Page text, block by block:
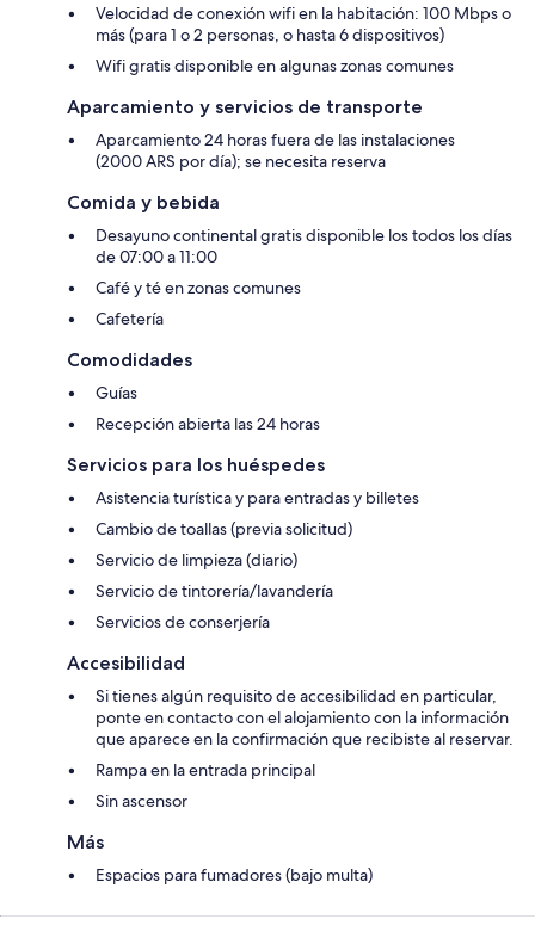
Velocidad de conexión wifi en la habitación: 100 Mbps o
más (para 1 o 2 personas, o hasta 6 dispositivos)
Wifi gratis disponible en algunas zonas comunes
Aparcamiento y servicios de transporte
Aparcamiento 24 horas fuera de las instalaciones
(2000 ARS por día); se necesita reserva
Comida y bebida
Desayuno continental gratis disponible los todos los días
de 07:00 a 11:00
Café y té en zonas comunes
Cafetería
Comodidades
Guías
Recepción abierta las 24 horas
Servicios para los huéspedes
Asistencia turística y para entradas y billetes
Cambio de toallas (previa solicitud)
Servicio de limpieza (diario)
Servicio de tintorería/lavandería
Servicios de conserjería
Accesibilidad
Si tienes algún requisito de accesibilidad en particular,
ponte en contacto con el alojamiento con la información
que aparece en la confirmación que recibiste al reservar.
Rampa en la entrada principal
Sin ascensor
Más
Espacios para fumadores (bajo multa)